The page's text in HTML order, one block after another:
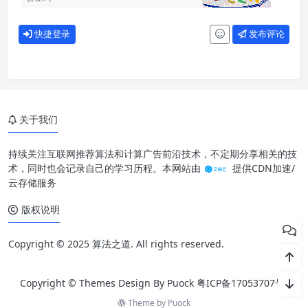
快捷登录 发布评论
关于我们
持续关注互联网推荐算法和计算广告前沿技术，不定期分享相关的技
术，同时也会记录自己的学习历程。本网站由
提供CDN加速/
云存储服务
版权说明
Copyright © 2025 算法之道. All rights reserved.
Copyright © Themes Design By Puock 粤ICP备17053707号
Theme by Puock